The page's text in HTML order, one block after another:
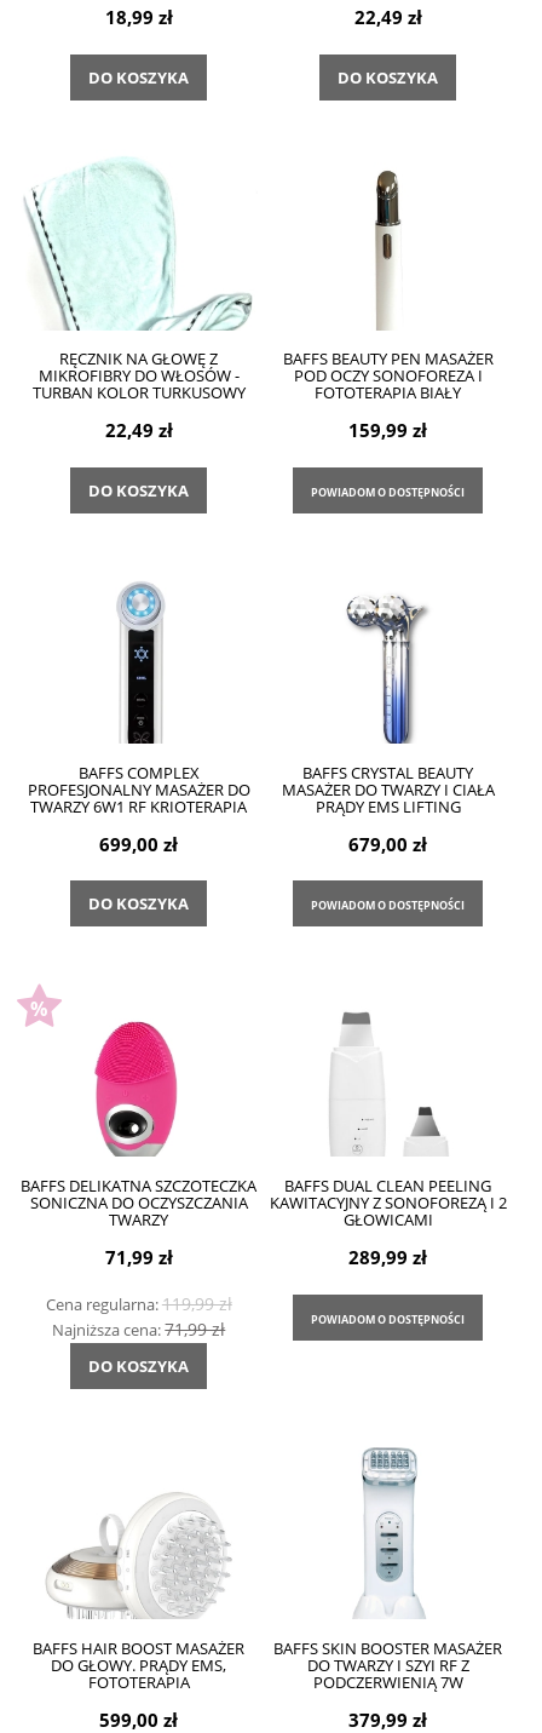
18,99 zł
DO KOSZYKA
22,49 zł
DO KOSZYKA
RĘCZNIK NA GŁOWĘ Z
MIKROFIBRY DO WŁOSÓW -
TURBAN KOLOR TURKUSOWY
22,49 zł
DO KOSZYKA
BAFFS BEAUTY PEN MASAŻER
POD OCZY SONOFOREZA I
FOTOTERAPIA BIAŁY
159,99 zł
POWIADOM O DOSTĘPNOŚCI
BAFFS COMPLEX
PROFESJONALNY MASAŻER DO
TWARZY 6W1 RF KRIOTERAPIA
699,00 zł
DO KOSZYKA
BAFFS CRYSTAL BEAUTY
MASAŻER DO TWARZY I CIAŁA
PRĄDY EMS LIFTING
679,00 zł
POWIADOM O DOSTĘPNOŚCI
BAFFS DELIKATNA SZCZOTECZKA
SONICZNA DO OCZYSZCZANIA
TWARZY
71,99 zł
Cena regularna:119,99 zł
Najniższa cena:71,99 zł
DO KOSZYKA
BAFFS DUAL CLEAN PEELING
KAWITACYJNY Z SONOFOREZĄ I 2
GŁOWICAMI
289,99 zł
POWIADOM O DOSTĘPNOŚCI
BAFFS HAIR BOOST MASAŻER
DO GŁOWY. PRĄDY EMS,
FOTOTERAPIA
599,00 zł
BAFFS SKIN BOOSTER MASAŻER
DO TWARZY I SZYI RF Z
PODCZERWIENIĄ 7W
379,99 zł